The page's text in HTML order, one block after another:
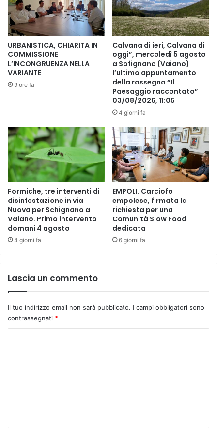
O
N
T
R
A
D
E
n
e
t
i
s
a
r
i
n
g
a
z
i
a
L
o
r
e
n
z
o
B
e
URBANISTICA, CHIARITA IN
COMMISSIONE
L’INCONGRUENZA NELLA
VARIANTE
9 ore fa
Calvana di ieri, Calvana di
oggi”, mercoledì 5 agosto
a Sofignano (Vaiano)
l’ultimo appuntamento
della rassegna “Il
Paesaggio raccontato”
03/08/2026, 11:05
4 giorni fa
Formiche, tre interventi di
disinfestazione in via
Nuova per Schignano a
Vaiano. Primo intervento
domani 4 agosto
4 giorni fa
EMPOLI. Carciofo
empolese, firmata la
richiesta per una
Comunità Slow Food
dedicata
6 giorni fa
Lascia un commento
Il tuo indirizzo email non sarà pubblicato. I campi obbligatori sono
contrassegnati *